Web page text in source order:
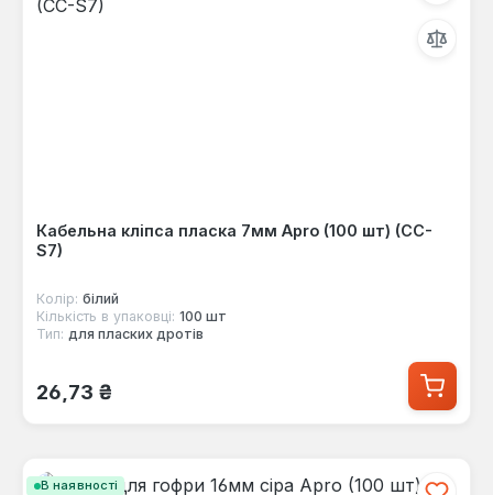
Кабельна кліпса пласка 7мм Apro (100 шт) (CC-
S7)
Колір: білий
Кількість в упаковці: 100 шт
Тип: для пласких дротів
Звичайна ціна:
26,73 ₴
В наявності